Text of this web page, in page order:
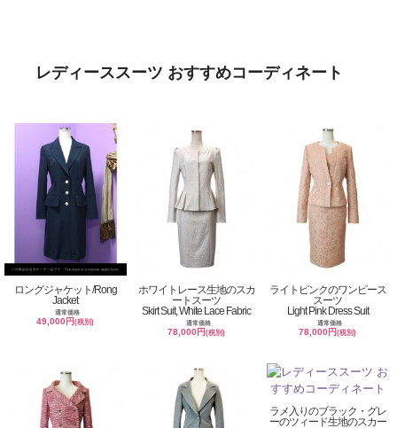
レディーススーツ おすすめコーディネート
ロングジャケット/Rong
Jacket
通常価格
49,000円(税別)
ホワイトレース生地のスカ
ートスーツ
Skirt Suit, White Lace Fabric
通常価格
78,000円(税別)
ライトピンクのワンピース
スーツ
Light Pink Dress Suit
通常価格
78,000円(税別)
ラメ入りのブラック・グレ
ーのツィード生地のスカー